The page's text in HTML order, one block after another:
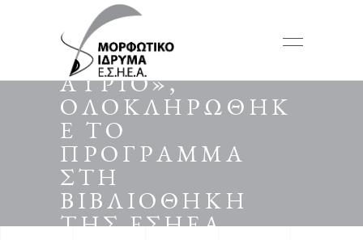
«Ο ΤΥΠΟΣ:
ΧΘΕΣ, ΣΗΜΕΡΑ,
ΑΥΡΙΟ»,
ΟΛΟΚΛΗΡΩΘΗΚ
Ε ΤΟ
ΠΡΟΓΡΑΜΜΑ
ΣΤΗ
ΒΙΒΛΙΟΘΗΚΗ
ΤΗΣ ΕΣΗΕΑ